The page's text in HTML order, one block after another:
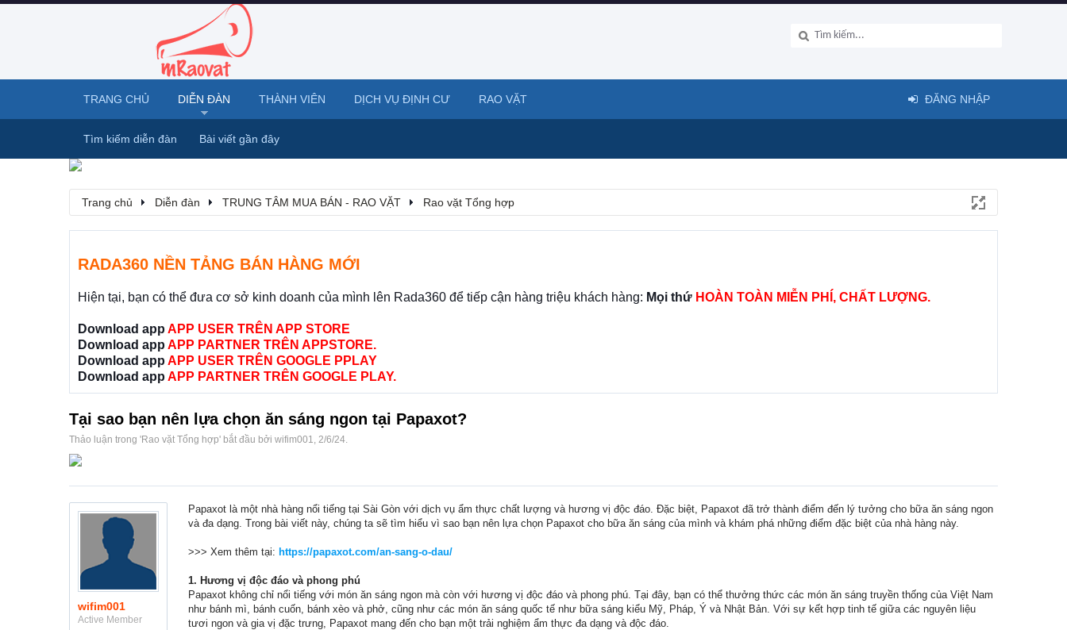
Trang chủ Diễn đàn TRUNG TÂM MUA BÁN - RAO VẶT Rao vặt Tổng hợp
RADA360 NỀN TẢNG BÁN HÀNG MỚI
Hiện tại, bạn có thể đưa cơ sở kinh doanh của mình lên Rada360 để tiếp cận hàng triệu khách hàng: Mọi thứ HOÀN TOÀN MIỄN PHÍ, CHẤT LƯỢNG.
Download app APP USER TRÊN APP STORE
Download app APP PARTNER TRÊN APPSTORE.
Download app APP USER TRÊN GOOGLE PPLAY
Download app APP PARTNER TRÊN GOOGLE PLAY.
Tại sao bạn nên lựa chọn ăn sáng ngon tại Papaxot?
Thảo luận trong 'Rao vặt Tổng hợp' bắt đầu bởi wifim001, 2/6/24.
wifim001
Active Member
Papaxot là một nhà hàng nổi tiếng tại Sài Gòn với dịch vụ ẩm thực chất lượng và hương vị độc đáo. Đặc biệt, Papaxot đã trở thành điểm đến lý tưởng cho bữa ăn sáng ngon
và đa dạng. Trong bài viết này, chúng ta sẽ tìm hiểu vì sao bạn nên lựa chọn Papaxot cho bữa ăn sáng của mình và khám phá những điểm đặc biệt của nhà hàng này.
>>> Xem thêm tại: https://papaxot.com/an-sang-o-dau/
1. Hương vị độc đáo và phong phú
Papaxot không chỉ nổi tiếng với món ăn sáng ngon mà còn với hương vị độc đáo và phong phú. Tại đây, bạn có thể thưởng thức các món ăn sáng truyền thống của Việt Nam
như bánh mì, bánh cuốn, bánh xèo và phở, cũng như các món ăn sáng quốc tế như bữa sáng kiểu Mỹ, Pháp, Ý và Nhật Bản. Với sự kết hợp tinh tế giữa các nguyên liệu
tươi ngon và gia vị đặc trưng, Papaxot mang đến cho bạn một trải nghiệm ẩm thực đa dạng và độc đáo.
TRANG CHỦ DIỄN ĐÀN
Tìm kiếm diễn đàn Bài viết gần đây
THÀNH VIÊN DỊCH VỤ ĐỊNH CƯ RAO VẶT ĐĂNG NHẬP